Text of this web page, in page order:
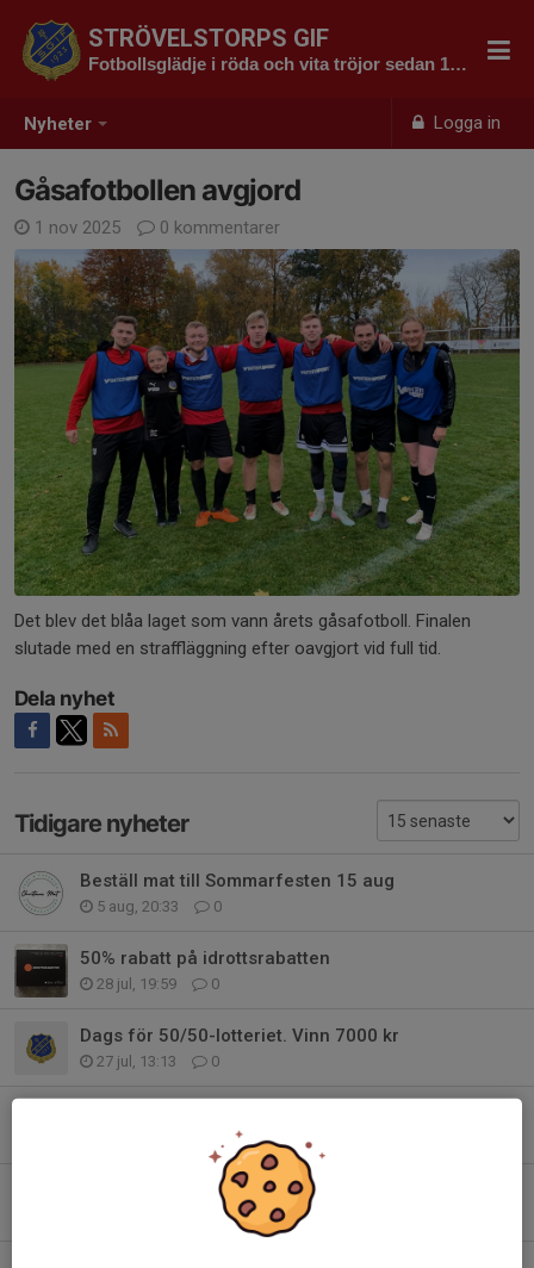
Nyheter Logga in
STRÖVELSTORPS GIF
Fotbollsglädje i röda och vita tröjor sedan 1923
Gåsafotbollen avgjord
1 nov 2025 0 kommentarer
Det blev det blåa laget som vann årets gåsafotboll. Finalen
slutade med en straffläggning efter oavgjort vid full tid.
Dela nyhet
Tidigare nyheter
Beställ mat till Sommarfesten 15 aug
5 aug, 20:33 0
50% rabatt på idrottsrabatten
28 jul, 19:59 0
Dags för 50/50-lotteriet. Vinn 7000 kr
27 jul, 13:13 0
Ny storvinst på Bingolotto
0